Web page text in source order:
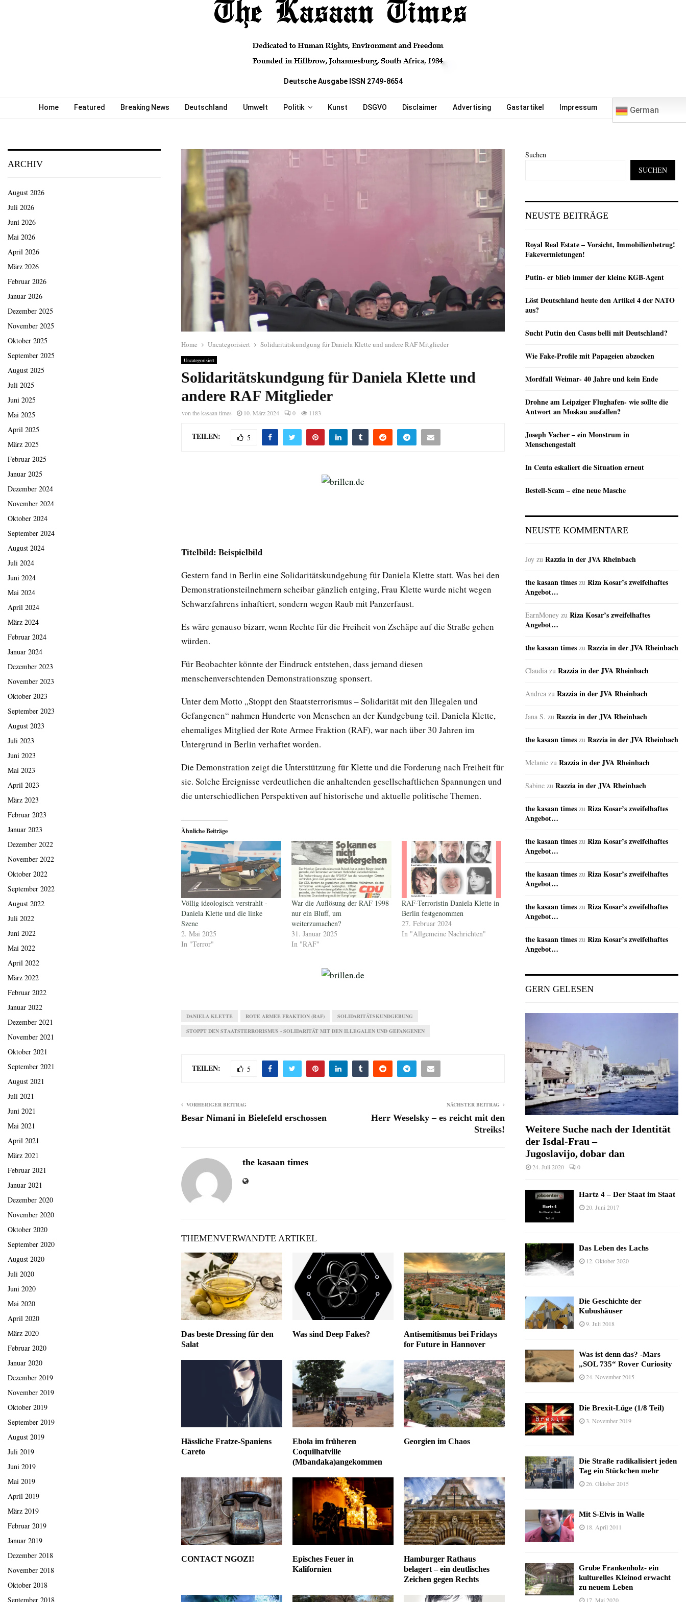
Deutsche Ausgabe ISSN 2749-8654
Home Featured Breaking News Deutschland Umwelt Politik Kunst DSGVO Disclaimer Advertising Gastartikel Impressum German
Home Uncategorisiert Solidaritätskundgung für Daniela Klette und andere RAF Mitglieder
Uncategorisiert
Solidaritätskundgung für Daniela Klette und
andere RAF Mitglieder
von the kasaan times 10. März 2024 0 1183
TEILEN: 5
Titelbild: Beispielbild
Gestern fand in Berlin eine Solidaritätskundgebung für Daniela Klette statt. Was bei den
Demonstrationsteilnehmern scheibar gänzlich entging, Frau Klette wurde nicht wegen
Schwarzfahrens inhaftiert, sondern wegen Raub mit Panzerfaust.
Es wäre genauso bizarr, wenn Rechte für die Freiheit von Zschäpe auf die Straße gehen
würden.
Für Beobachter könnte der Eindruck entstehen, dass jemand diesen
menschenverschtenden Demonstrationszug sponsert.
Unter dem Motto „Stoppt den Staatsterrorismus – Solidarität mit den Illegalen und
Gefangenen“ nahmen Hunderte von Menschen an der Kundgebung teil. Daniela Klette,
ehemaliges Mitglied der Rote Armee Fraktion (RAF), war nach über 30 Jahren im
Untergrund in Berlin verhaftet worden.
Die Demonstration zeigt die Unterstützung für Klette und die Forderung nach Freiheit für
sie. Solche Ereignisse verdeutlichen die anhaltenden gesellschaftlichen Spannungen und
die unterschiedlichen Perspektiven auf historische und aktuelle politische Themen.
Ähnliche Beiträge
Völlig ideologisch verstrahlt -
Daniela Klette und die linke
Szene
2. Mai 2025
In "Terror"
War die Auflösung der RAF 1998
nur ein Bluff, um
weiterzumachen?
31. Januar 2025
In "RAF"
RAF-Terroristin Daniela Klette in
Berlin festgenommen
27. Februar 2024
In "Allgemeine Nachrichten"
DANIELA KLETTE ROTE ARMEE FRAKTION (RAF) SOLIDARITÄTSKUNDGEBUNG
STOPPT DEN STAATSTERRORISMUS - SOLIDARITÄT MIT DEN ILLEGALEN UND GEFANGENEN
TEILEN: 5
VORHERIGER BEITRAG
Besar Nimani in Bielefeld erschossen
NÄCHSTER BEITRAG
Herr Weselsky – es reicht mit den
Streiks!
the kasaan times
THEMENVERWANDTE ARTIKEL
Das beste Dressing für den
Salat
Was sind Deep Fakes?
Antisemitismus bei Fridays
for Future in Hannover
Hässliche Fratze-Spaniens
Careto
Ebola im früheren
Coquilhatville
(Mbandaka)angekommen
Georgien im Chaos
CONTACT NGOZI!
Episches Feuer in
Kalifornien
Hamburger Rathaus
belagert – ein deutlisches
Zeichen gegen Rechts
ARCHIV
August 2026
Juli 2026
Juni 2026
Mai 2026
April 2026
März 2026
Februar 2026
Januar 2026
Dezember 2025
November 2025
Oktober 2025
September 2025
August 2025
Juli 2025
Juni 2025
Mai 2025
April 2025
März 2025
Februar 2025
Januar 2025
Dezember 2024
November 2024
Oktober 2024
September 2024
August 2024
Juli 2024
Juni 2024
Mai 2024
April 2024
März 2024
Februar 2024
Januar 2024
Dezember 2023
November 2023
Oktober 2023
September 2023
August 2023
Juli 2023
Juni 2023
Mai 2023
April 2023
März 2023
Februar 2023
Januar 2023
Dezember 2022
November 2022
Oktober 2022
September 2022
August 2022
Juli 2022
Juni 2022
Mai 2022
April 2022
März 2022
Februar 2022
Januar 2022
Dezember 2021
November 2021
Oktober 2021
September 2021
August 2021
Juli 2021
Juni 2021
Mai 2021
April 2021
März 2021
Februar 2021
Januar 2021
Dezember 2020
November 2020
Oktober 2020
September 2020
August 2020
Juli 2020
Juni 2020
Mai 2020
April 2020
März 2020
Februar 2020
Januar 2020
Dezember 2019
November 2019
Oktober 2019
September 2019
August 2019
Juli 2019
Juni 2019
Mai 2019
April 2019
März 2019
Februar 2019
Januar 2019
Dezember 2018
November 2018
Oktober 2018
September 2018
Suchen
SUCHEN
NEUSTE BEITRÄGE
Royal Real Estate – Vorsicht, Immobilienbetrug!
Fakevermietungen!
Putin- er blieb immer der kleine KGB-Agent
Löst Deutschland heute den Artikel 4 der NATO
aus?
Sucht Putin den Casus belli mit Deutschland?
Wie Fake-Profile mit Papageien abzocken
Mordfall Weimar- 40 Jahre und kein Ende
Drohne am Leipziger Flughafen- wie sollte die
Antwort an Moskau ausfallen?
Joseph Vacher – ein Monstrum in
Menschengestalt
In Ceuta eskaliert die Situation erneut
Bestell-Scam – eine neue Masche
NEUSTE KOMMENTARE
Joy zu Razzia in der JVA Rheinbach
the kasaan times zu Riza Kosar’s zweifelhaftes
Angebot…
EarnMoney zu Riza Kosar’s zweifelhaftes
Angebot…
the kasaan times zu Razzia in der JVA Rheinbach
Claudia zu Razzia in der JVA Rheinbach
Andrea zu Razzia in der JVA Rheinbach
Jana S. zu Razzia in der JVA Rheinbach
the kasaan times zu Razzia in der JVA Rheinbach
Melanie zu Razzia in der JVA Rheinbach
Sabine zu Razzia in der JVA Rheinbach
the kasaan times zu Riza Kosar’s zweifelhaftes
Angebot…
the kasaan times zu Riza Kosar’s zweifelhaftes
Angebot…
the kasaan times zu Riza Kosar’s zweifelhaftes
Angebot…
the kasaan times zu Riza Kosar’s zweifelhaftes
Angebot…
the kasaan times zu Riza Kosar’s zweifelhaftes
Angebot…
GERN GELESEN
Weitere Suche nach der Identität
der Isdal-Frau –
Jugoslavijo, dobar dan
24. Juli 2020 0
Hartz 4 – Der Staat im Staat
20. Juni 2017
Das Leben des Lachs
12. Oktober 2020
Die Geschichte der
Kubushäuser
9. Juli 2018
Was ist denn das? -Mars
„SOL 735“ Rover Curiosity
24. November 2015
Die Brexit-Lüge (1/8 Teil)
3. November 2019
Die Straße radikalisiert jeden
Tag ein Stückchen mehr
26. Oktober 2015
Mit S-Elvis in Walle
18. April 2011
Grube Frankenholz- ein
kulturelles Kleinod erwacht
zu neuem Leben
17. Mai 2020